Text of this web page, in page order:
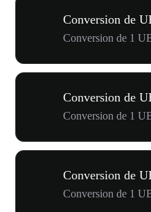
Conversion de
Conversion de 1
Conversion de
Conversion de
Conversion de 1